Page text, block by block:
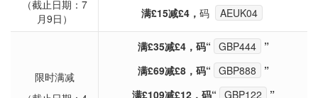
（截止日期：7
月9日）
满£15减£4， 码 AEUK04
限时满减
满£35减£4，码“ GBP444
”
满£69减£8，码“ GBP888
”
满£109减£12，码“ GBP122
”